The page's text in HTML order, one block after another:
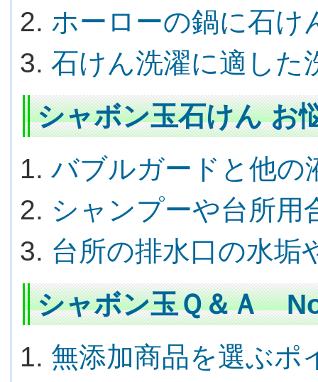
ホーローの鍋に石け
石けん洗濯に適した
シャボン玉石けん
バブルガードと他の
シャンプーや台所用
台所の排水口の水垢
シャボン玉Ｑ＆Ａ
無添加商品を選ぶポ